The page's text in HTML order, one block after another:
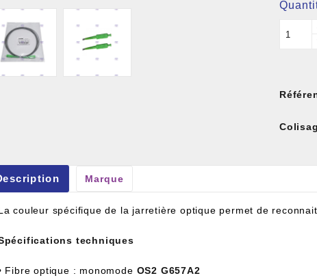
Marque
couleur spécifique de la jarretière optique permet de
techniques
Fibre optique : monomode OS2 G657A2